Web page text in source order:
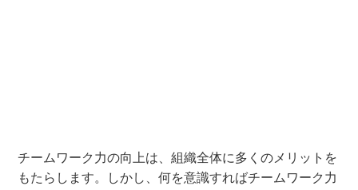
チームワーク力の向上は、組織全体に多くのメリットを
もたらします。しかし、何を意識すればチームワーク力